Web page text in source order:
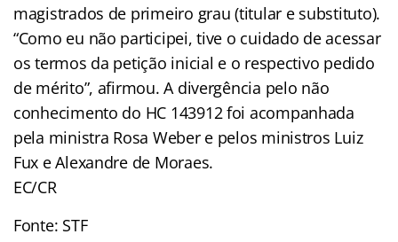
magistrados de primeiro grau (titular e substituto).
“Como eu não participei, tive o cuidado de acessar
os termos da petição inicial e o respectivo pedido
de mérito”, afirmou. A divergência pelo não
conhecimento do HC 143912 foi acompanhada
pela ministra Rosa Weber e pelos ministros Luiz
Fux e Alexandre de Moraes.
EC/CR
Fonte: STF